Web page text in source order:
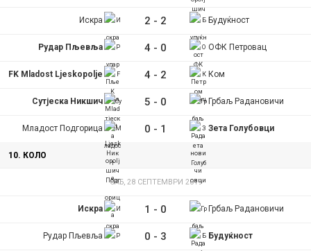
Искра 2 - 2 Будуќност
Рудар Пљевља 4 - 0 ОФК Петровац
FK Mladost Ljeskopolje 4 - 2 Ком
Сутјеска Никшич 5 - 0 Грбаљ Радановичи
Младост Подгорица 0 - 1 Зета Голубовци
10. КОЛО
САБ, 28 СЕПТЕМВРИ 2019
Искра 1 - 0 Грбаљ Радановичи
Рудар Пљевља 0 - 3 Будуќност